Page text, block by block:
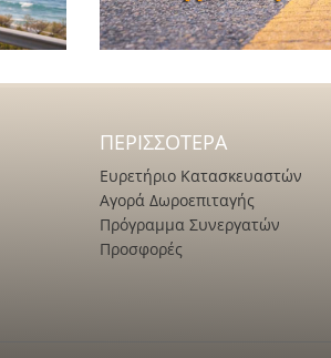
ΠΕΡΙΣΣΌΤΕΡΑ
Ευρετήριο Κατασκευαστών
Αγορά Δωροεπιταγής
Πρόγραμμα Συνεργατών
Προσφορές